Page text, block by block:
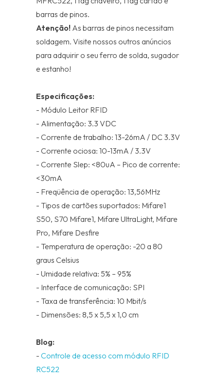
barras de pinos.
Atenção! As barras de pinos necessitam
soldagem. Visite nossos outros anúncios
para adquirir o seu ferro de solda, sugador
e estanho!
Especificações:
- Módulo Leitor RFID
- Alimentação: 3.3 VDC
- Corrente de trabalho: 13-26mA / DC 3.3V
- Corrente ociosa: 10-13mA / 3.3V
- Corrente Slep: <80uA – Pico de corrente:
<30mA
- Freqüência de operação: 13,56MHz
- Tipos de cartões suportados: Mifare1
S50, S70 Mifare1, Mifare UltraLight, Mifare
Pro, Mifare Desfire
- Temperatura de operação: -20 a 80
graus Celsius
- Umidade relativa: 5% – 95%
- Interface de comunicação: SPI
- Taxa de transferência: 10 Mbit/s
- Dimensões: 8,5 x 5,5 x 1,0 cm
Blog:
- Controle de acesso com módulo RFID
RC522